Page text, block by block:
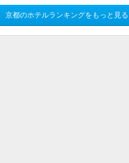
京都のホテルランキングをもっと見る